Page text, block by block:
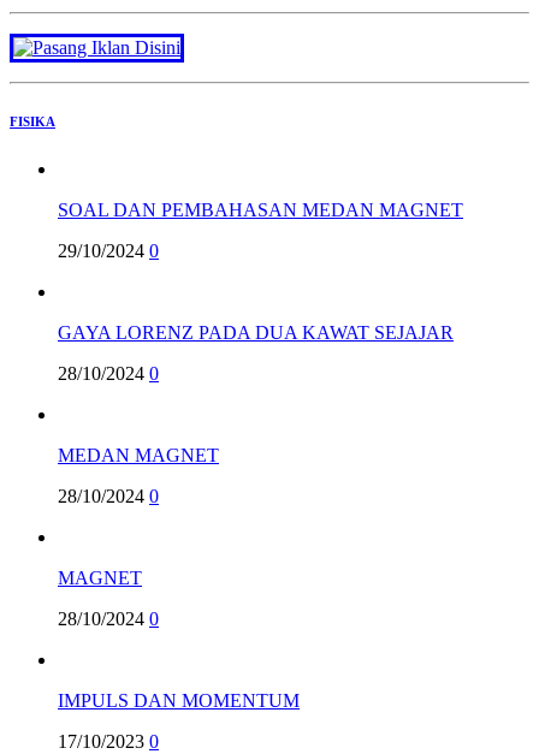
FISIKA
SOAL DAN PEMBAHASAN MEDAN MAGNET
29/10/2024 0
GAYA LORENZ PADA DUA KAWAT SEJAJAR
28/10/2024 0
MEDAN MAGNET
28/10/2024 0
MAGNET
28/10/2024 0
IMPULS DAN MOMENTUM
17/10/2023 0